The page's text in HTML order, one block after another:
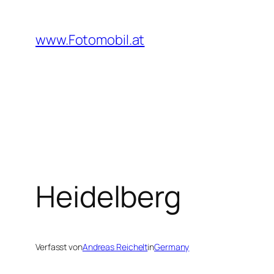
springen
www.Fotomobil.at
Heidelberg
Verfasst vonAndreas ReicheltinGermany